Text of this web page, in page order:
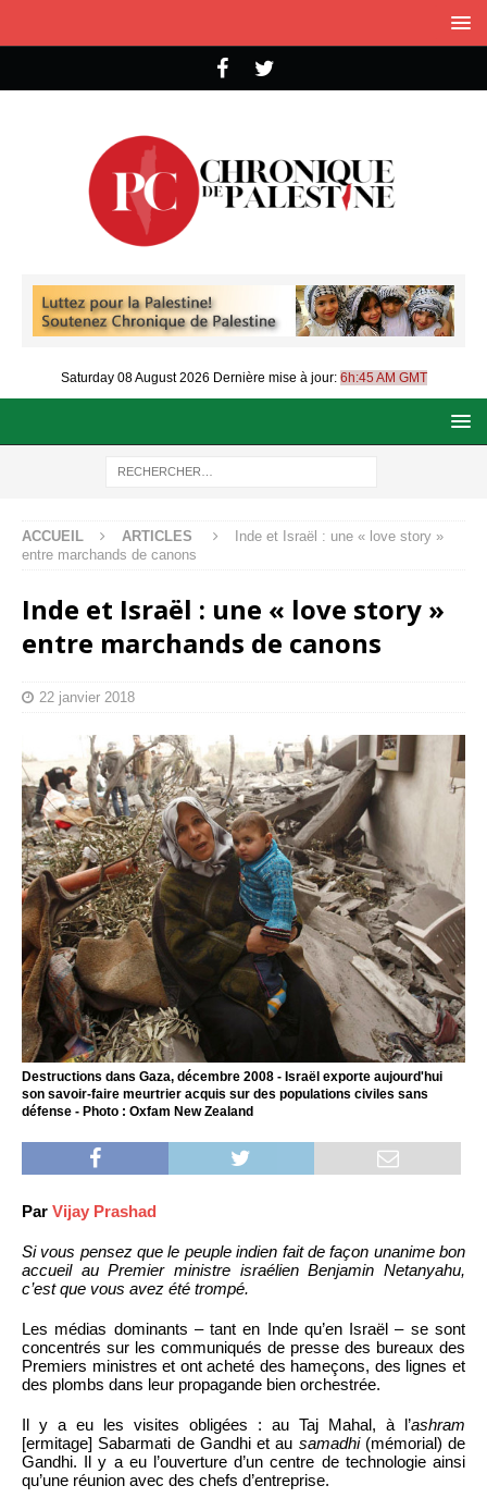
Saturday 08 August 2026 Dernière mise à jour: 6h:45 AM GMT
ACCUEIL ARTICLES
Inde et Israël : une « love story »
entre marchands de canons
Inde et Israël : une « love story »
entre marchands de canons
22 janvier 2018
Destructions dans Gaza, décembre 2008 - Israël exporte aujourd'hui
son savoir-faire meurtrier acquis sur des populations civiles sans
défense - Photo : Oxfam New Zealand
Par Vijay Prashad
Si vous pensez que le peuple indien fait de façon unanime bon
accueil au Premier ministre israélien Benjamin Netanyahu,
c’est que vous avez été trompé.
Les médias dominants – tant en Inde qu’en Israël – se sont
concentrés sur les communiqués de presse des bureaux des
Premiers ministres et ont acheté des hameçons, des lignes et
des plombs dans leur propagande bien orchestrée.
Il y a eu les visites obligées : au Taj Mahal, à l’ashram
[ermitage] Sabarmati de Gandhi et au samadhi(mémorial) de
Gandhi. Il y a eu l’ouverture d’un centre de technologie ainsi
qu’une réunion avec des chefs d’entreprise.